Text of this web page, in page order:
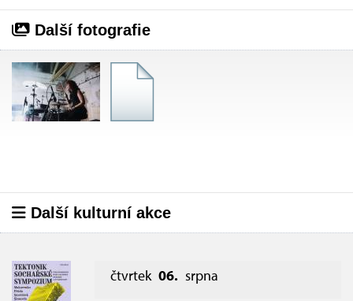
Další fotografie
Další kulturní akce
čtvrtek 06. srpna